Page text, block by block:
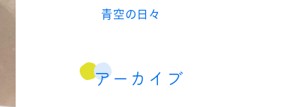
青空の日々
アーカイブ